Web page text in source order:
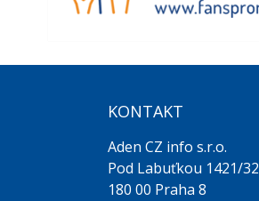
KONTAKT
Aden CZ info s.r.o.
Pod Labuťkou 1421/32
180 00 Praha 8